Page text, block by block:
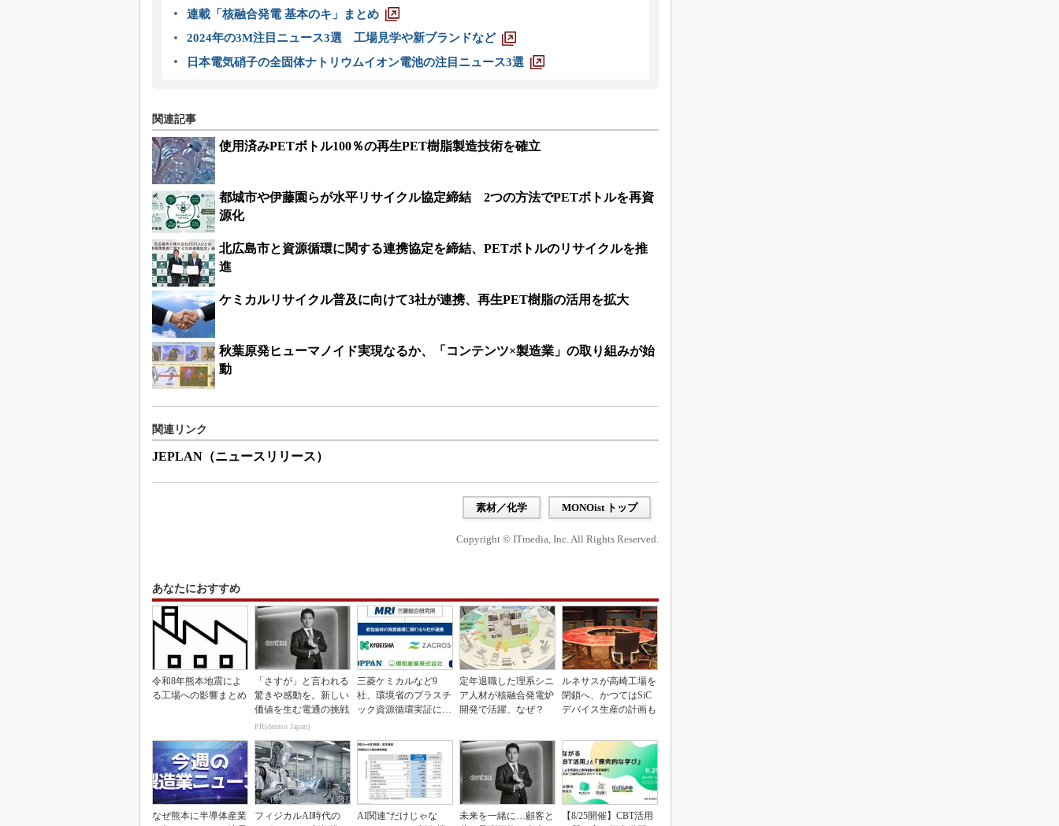
連載「核融合発電 基本のキ」まとめ
2024年の3M注目ニュース3選 工場見学や新ブランドなど
日本電気硝子の全固体ナトリウムイオン電池の注目ニュース3選
関連記事
使用済みPETボトル100％の再生PET樹脂製造技術を確立
都城市や伊藤園らが水平リサイクル協定締結 2つの方法でPETボトルを再資
源化
北広島市と資源循環に関する連携協定を締結、PETボトルのリサイクルを推
進
ケミカルリサイクル普及に向けて3社が連携、再生PET樹脂の活用を拡大
秋葉原発ヒューマノイド実現なるか、「コンテンツ×製造業」の取り組みが始
動
関連リンク
JEPLAN（ニュースリリース）
素材／化学 MONOist トップ
Copyright © ITmedia, Inc. All Rights Reserved.
あなたにおすすめ
令和8年熊本地震によ
る工場への影響まとめ
「さすが」と言われる
驚きや感動を。新しい
価値を生む電通の挑戦
PR(dentsu Japan)
三菱ケミカルなど9
社、環境省のプラスチ
ック資源循環実証に参
定年退職した理系シニ
ア人材が核融合発電炉
開発で活躍、なぜ？
ルネサスが高崎工場を
閉鎖へ、かつてはSiC
デバイス生産の計画も
なぜ熊本に半導体産業
フィジカルAI時代の
AI関連“だけじゃな
未来を一緒に…顧客と
【8/25開催】CBT活用